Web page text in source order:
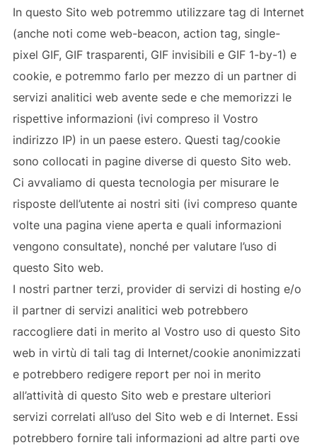
In questo Sito web potremmo utilizzare tag di Internet
(anche noti come web-beacon, action tag, single-
pixel GIF, GIF trasparenti, GIF invisibili e GIF 1-by-1) e
cookie, e potremmo farlo per mezzo di un partner di
servizi analitici web avente sede e che memorizzi le
rispettive informazioni (ivi compreso il Vostro
indirizzo IP) in un paese estero. Questi tag/cookie
sono collocati in pagine diverse di questo Sito web.
Ci avvaliamo di questa tecnologia per misurare le
risposte dell’utente ai nostri siti (ivi compreso quante
volte una pagina viene aperta e quali informazioni
vengono consultate), nonché per valutare l’uso di
questo Sito web.
I nostri partner terzi, provider di servizi di hosting e/o
il partner di servizi analitici web potrebbero
raccogliere dati in merito al Vostro uso di questo Sito
web in virtù di tali tag di Internet/cookie anonimizzati
e potrebbero redigere report per noi in merito
all’attività di questo Sito web e prestare ulteriori
servizi correlati all’uso del Sito web e di Internet. Essi
potrebbero fornire tali informazioni ad altre parti ove